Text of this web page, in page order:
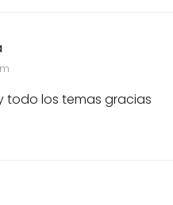
todo los temas gracias